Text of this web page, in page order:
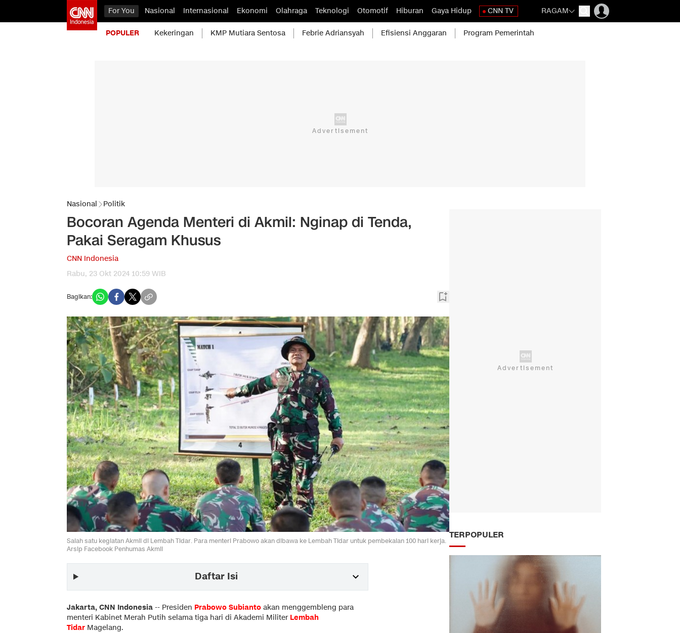
For You Nasional Internasional Ekonomi Olahraga Teknologi Otomotif Hiburan Gaya Hidup CNN TV RAGAM
POPULER Kekeringan KMP Mutiara Sentosa Febrie Adriansyah Efisiensi Anggaran Program Pemerintah
Nasional Politik
Bocoran Agenda Menteri di Akmil: Nginap di Tenda,
Pakai Seragam Khusus
CNN Indonesia
Rabu, 23 Okt 2024 10:59 WIB
Bagikan:
Salah satu kegiatan Akmil di Lembah Tidar. Para menteri Prabowo akan dibawa ke Lembah TIdar untuk pembekalan 100 hari kerja.
Arsip Facebook Penhumas Akmil
Daftar Isi
Jakarta, CNN Indonesia -- Presiden Prabowo Subianto akan menggembleng para
menteri Kabinet Merah Putih selama tiga hari di Akademi Militer Lembah
Tidar Magelang.
TERPOPULER